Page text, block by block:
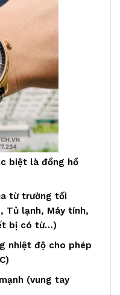
biệt là đồng hồ
từ trường tối
Tủ lạnh, Máy tính,
bị có từ…)
nhiệt độ cho phép
(vung tay